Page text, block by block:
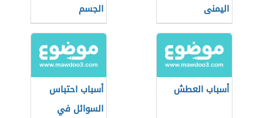
اليمنى
الجسم
أسباب العطش
أسباب احتباس
السوائل في